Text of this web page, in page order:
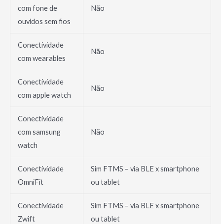
com fone de
ouvidos sem fios
Não
Conectividade
com wearables
Não
Conectividade
com apple watch
Não
Conectividade
com samsung
watch
Não
Conectividade
OmniFit
Sim FTMS – via BLE x smartphone
ou tablet
Conectividade
Zwift
Sim FTMS – via BLE x smartphone
ou tablet